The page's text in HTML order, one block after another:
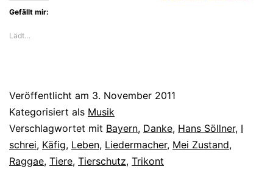
Gefällt mir:
Lädt…
Veröffentlicht am 3. November 2011
Kategorisiert als Musik
Verschlagwortet mit Bayern, Danke, Hans Söllner, I
schrei, Käfig, Leben, Liedermacher, Mei Zustand,
Raggae, Tiere, Tierschutz, Trikont